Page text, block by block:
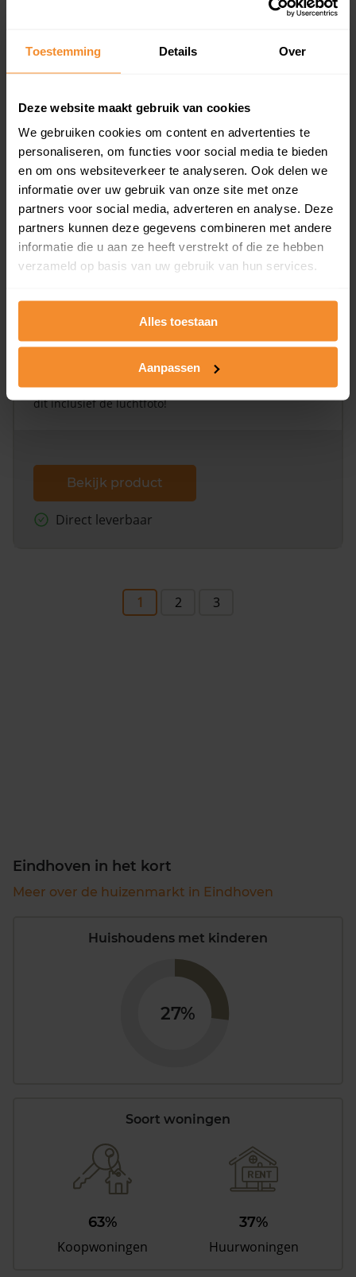
Toestemming Details Over
Deze website maakt gebruik van cookies
We gebruiken cookies om content en advertenties te
personaliseren, om functies voor social media te bieden
en om ons websiteverkeer te analyseren. Ook delen we
informatie over uw gebruik van onze site met onze
partners voor social media, adverteren en analyse. Deze
partners kunnen deze gegevens combineren met andere
informatie die u aan ze heeft verstrekt of die ze hebben
verzameld op basis van uw gebruik van hun services.
Alles toestaan
Aanpassen
Koopsommenoverzicht (1 jaar gratis
Inclusief 1 jaar gratis updates
inclusief een jaar lang gratis updates van nieuwe
koopsommen.
Bekijk product
Direct leverbaar
Kadastrale kaart pakket
Alleen globale ligging perceel
Een uitgebreid overzicht van het perceel en
omliggende percelen met de kadastrale erfgrenzen,
dit inclusief de luchtfoto!
Bekijk product
Direct leverbaar
1 2 3
Eindhoven in het kort
Meer over de huizenmarkt in Eindhoven
Huishoudens met kinderen
27%
Soort woningen
63%
Koopwoningen
37%
Huurwoningen